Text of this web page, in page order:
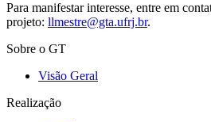
Para manifestar interesse, entre em
projeto: llmestre@gta.ufrj.br.
Sobre o GT
Visão Geral
Realização